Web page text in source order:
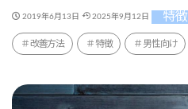
2019年6月13日 2025年9月12日 特徴
改善方法 特徴 男性向け